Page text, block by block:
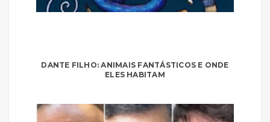
DANTE FILHO: ANIMAIS FANTÁSTICOS E ONDE
ELES HABITAM